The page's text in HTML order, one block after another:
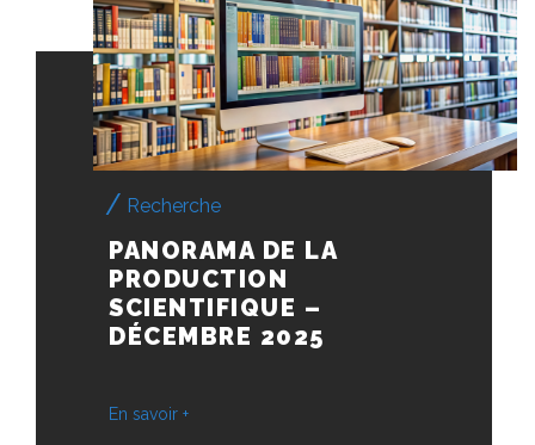
Recherche
PANORAMA DE LA
PRODUCTION
SCIENTIFIQUE –
DÉCEMBRE 2025
En savoir +